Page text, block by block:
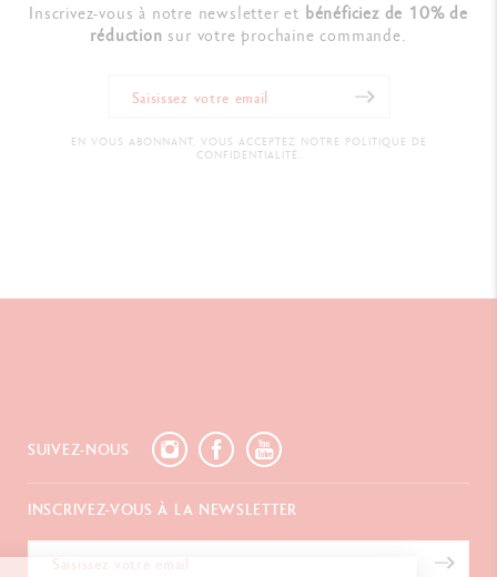
Inscrivez-vous à notre newsletter et bénéficiez de 10% de
réduction sur votre prochaine commande.
EN VOUS ABONNANT, VOUS ACCEPTEZ NOTRE POLITIQUE DE
CONFIDENTIALITÉ.
SUIVEZ-NOUS
INSCRIVEZ-VOUS À LA NEWSLETTER